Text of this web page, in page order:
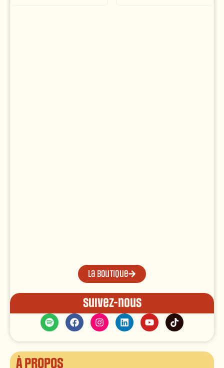
La boutique
Suivez-nous
À propos